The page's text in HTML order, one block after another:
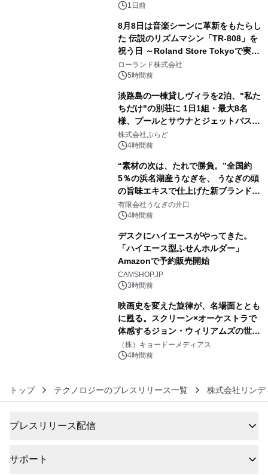
ボグッズも発売決定！
1日前
8月8日は音楽シーンに革新をもたらし
た 伝説のリズムマシン「TR-808」を
祝う日 ～Roland Store Tokyoで実機
を展示しての 記念キャンペーンを開
催 英国ラジオ「NTS」の 特別プログ
アーティストを フィーチャーしたアニ
メーションを公開～
ローランド株式会社
5時間前
淡路島の一棟貸しヴィラを2泊、"私た
ちだけ"の別荘に 1日1組・最大8名
様、プールとサウナとジェットバス付
きで Villa Mon Temps AWAJIの連泊
素泊りプラン
株式会社ぷらど
4時間前
“素材の次は、たれで勝負。”全国約
5％の浜名湖産うなぎを、 うなぎの頭
の旨味エキスで仕上げた新ブランド
「井口の誉」誕生
有限会社うなぎの井口
4時間前
デスクにハイエースがやってきた。
「ハイエース型ふせんホルダー」
Amazonで予約販売開始
CAMSHOP.JP
3時間前
映画史を変えた旋律が、名場面ととも
に甦る。スクリーン×オーケストラで
体感するジョン・ウィリアムズの世
界。ジョン・ウィリアムズ：シネマ・
スペクタキュラー・コンサート 開催決
（株）キョードーメディアス
4時間前
トップ テクノロジーのプレスリリース一覧 株式会社リン
プレスリリース配信
サポート